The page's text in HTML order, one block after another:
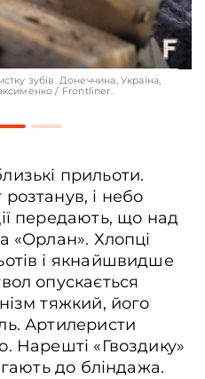
зубів. Донеччина, Україна,
/ Frontliner.
прильоти.
і небо
передають, що над
«Орлан». Хлопці
і якнайшвидше
опускається
тяжкий, його
Артилеристи
Нарешті «Гвоздику»
до бліндажа.